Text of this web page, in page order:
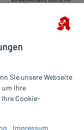
für
Sie unsere Webseite
um Ihre
Cookie-
Impressum